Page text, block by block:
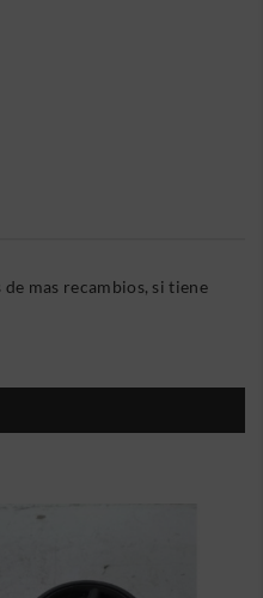
mas recambios, si tiene